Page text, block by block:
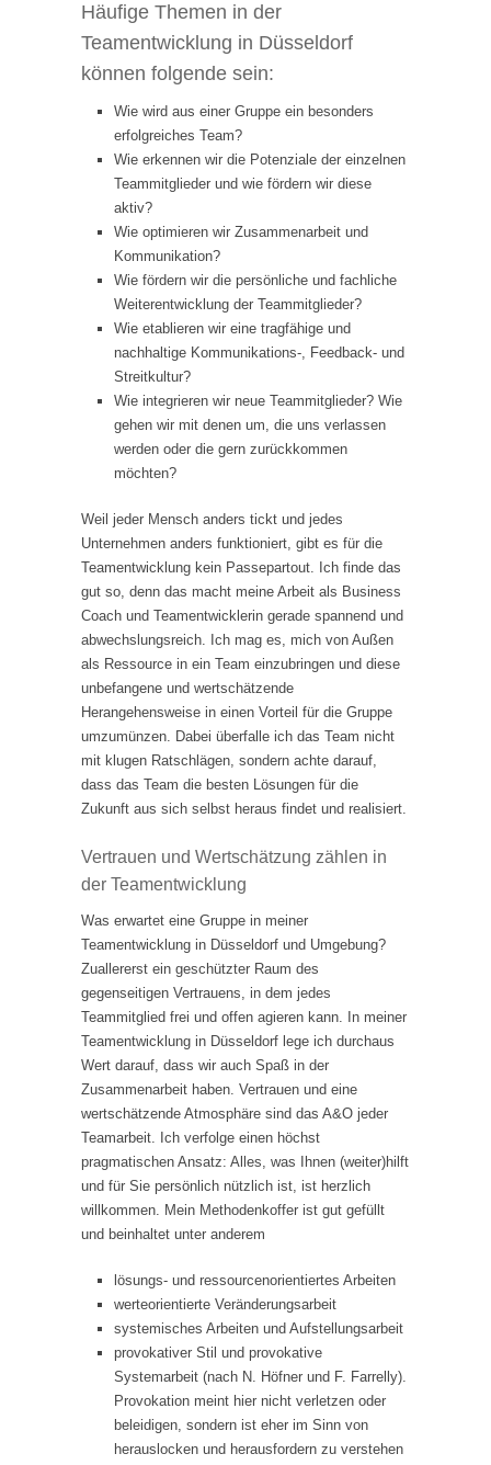
Häufige Themen in der
Teamentwicklung in Düsseldorf
können folgende sein:
Wie wird aus einer Gruppe ein besonders
erfolgreiches Team?
Wie erkennen wir die Potenziale der einzelnen
Teammitglieder und wie fördern wir diese
aktiv?
Wie optimieren wir Zusammenarbeit und
Kommunikation?
Wie fördern wir die persönliche und fachliche
Weiterentwicklung der Teammitglieder?
Wie etablieren wir eine tragfähige und
nachhaltige Kommunikations-, Feedback- und
Streitkultur?
Wie integrieren wir neue Teammitglieder? Wie
gehen wir mit denen um, die uns verlassen
werden oder die gern zurückkommen
möchten?
Weil jeder Mensch anders tickt und jedes
Unternehmen anders funktioniert, gibt es für die
Teamentwicklung kein Passepartout. Ich finde das
gut so, denn das macht meine Arbeit als Business
Coach und Teamentwicklerin gerade spannend und
abwechslungsreich. Ich mag es, mich von Außen
als Ressource in ein Team einzubringen und diese
unbefangene und wertschätzende
Herangehensweise in einen Vorteil für die Gruppe
umzumünzen. Dabei überfalle ich das Team nicht
mit klugen Ratschlägen, sondern achte darauf,
dass das Team die besten Lösungen für die
Zukunft aus sich selbst heraus findet und realisiert.
Vertrauen und Wertschätzung zählen in
der Teamentwicklung
Was erwartet eine Gruppe in meiner
Teamentwicklung in Düsseldorf und Umgebung?
Zuallererst ein geschützter Raum des
gegenseitigen Vertrauens, in dem jedes
Teammitglied frei und offen agieren kann. In meiner
Teamentwicklung in Düsseldorf lege ich durchaus
Wert darauf, dass wir auch Spaß in der
Zusammenarbeit haben. Vertrauen und eine
wertschätzende Atmosphäre sind das A&O jeder
Teamarbeit. Ich verfolge einen höchst
pragmatischen Ansatz: Alles, was Ihnen (weiter)hilft
und für Sie persönlich nützlich ist, ist herzlich
willkommen. Mein Methodenkoffer ist gut gefüllt
und beinhaltet unter anderem
lösungs- und ressourcenorientiertes Arbeiten
werteorientierte Veränderungsarbeit
systemisches Arbeiten und Aufstellungsarbeit
provokativer Stil und provokative
Systemarbeit (nach N. Höfner und F. Farrelly).
Provokation meint hier nicht verletzen oder
beleidigen, sondern ist eher im Sinn von
herauslocken und herausfordern zu verstehen